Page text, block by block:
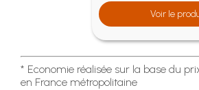
Voir le
* Economie réalisée sur la base du
en France métropolitaine